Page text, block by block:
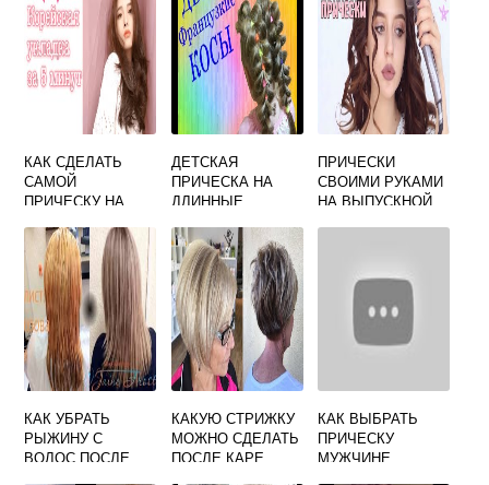
КАК СДЕЛАТЬ
САМОЙ
ПРИЧЕСКУ НА
ВОЛОСЫ В
ДОМАШНИХ
УСЛОВИЯХ
ДЕТСКАЯ
ПРИЧЕСКА НА
ДЛИННЫЕ
РУКАМИ
ПРИЧЕСКИ
СВОИМИ РУКАМИ
НА ВЫПУСКНОЙ
КАК УБРАТЬ
РЫЖИНУ С
ВОЛОС ПОСЛЕ
КАКУЮ СТРИЖКУ
МОЖНО СДЕЛАТЬ
ПОСЛЕ КАРЕ
КАК ВЫБРАТЬ
ПРИЧЕСКУ
МУЖЧИНЕ